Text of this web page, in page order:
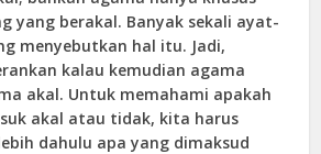
yang berakal. Banyak sekali ayat-
menyebutkan hal itu. Jadi,
kalau kemudian agama
akal. Untuk memahami apakah
akal atau tidak, kita harus
dahulu apa yang dimaksud